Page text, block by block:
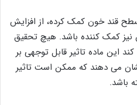
قند خون کمک کرده، از افزایش
کمک کننده باشد. هیچ تحقیق
این ماده تاثیر قابل توجهی بر
نشان می دهند که ممکن است تاثیر